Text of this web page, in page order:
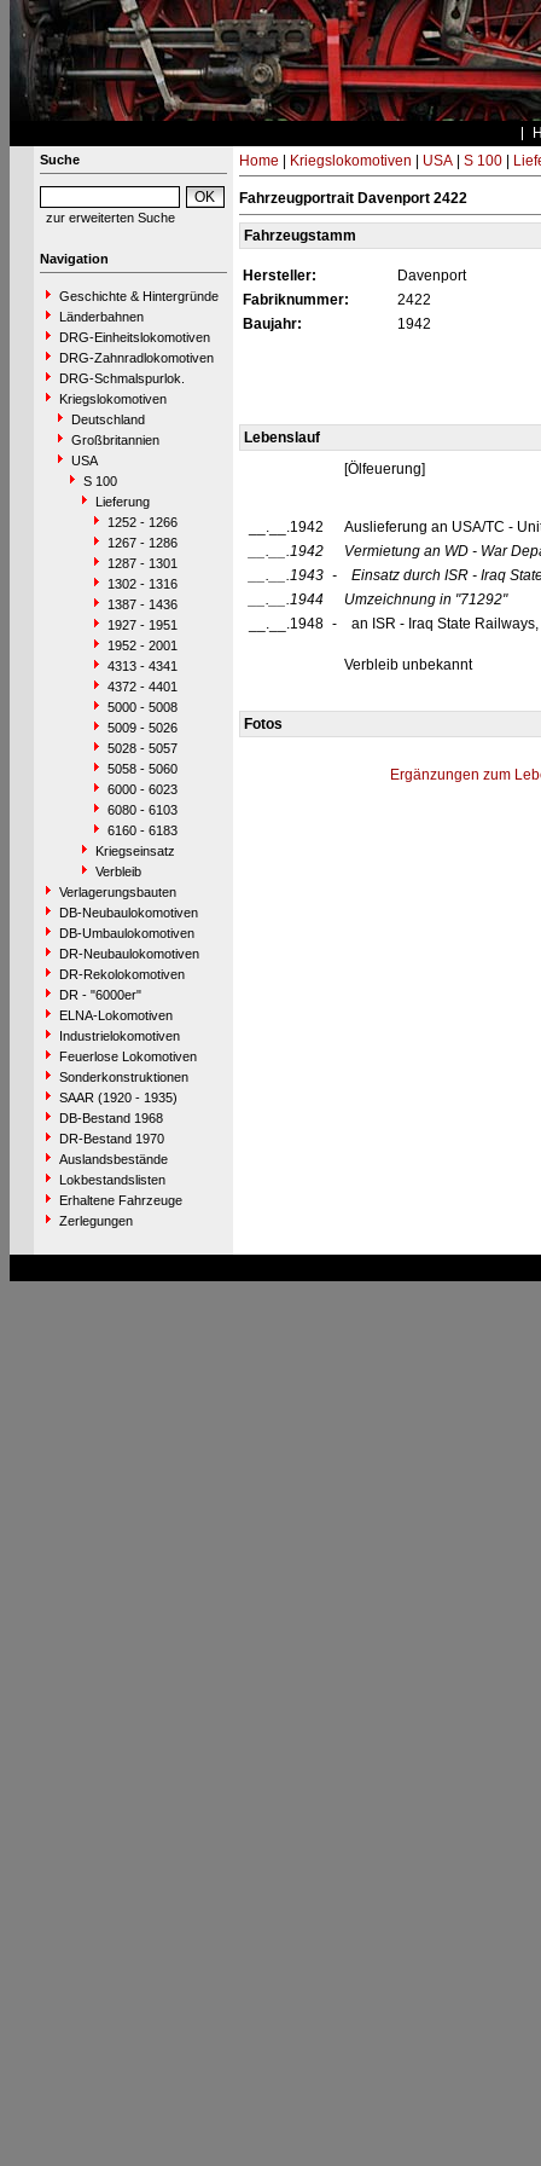
Suche
zur erweiterten Suche
Navigation
Geschichte & Hintergründe
Länderbahnen
DRG-Einheitslokomotiven
DRG-Zahnradlokomotiven
DRG-Schmalspurlok.
Kriegslokomotiven
Deutschland
Großbritannien
USA
S 100
Lieferung
1252 - 1266
1267 - 1286
1287 - 1301
1302 - 1316
1387 - 1436
1927 - 1951
1952 - 2001
4313 - 4341
4372 - 4401
5000 - 5008
5009 - 5026
5028 - 5057
5058 - 5060
6000 - 6023
6080 - 6103
6160 - 6183
Kriegseinsatz
Verbleib
Verlagerungsbauten
DB-Neubaulokomotiven
DB-Umbaulokomotiven
DR-Neubaulokomotiven
DR-Rekolokomotiven
DR - "6000er"
ELNA-Lokomotiven
Industrielokomotiven
Feuerlose Lokomotiven
Sonderkonstruktionen
SAAR (1920 - 1935)
DB-Bestand 1968
DR-Bestand 1970
Auslandsbestände
Lokbestandslisten
Erhaltene Fahrzeuge
Zerlegungen
Home Kriegslokomotiven USA| S 100|
Fahrzeugportrait Davenport 2422
Fahrzeugstamm
Hersteller:
Davenport
Fabriknummer:
2422
Baujahr:
1942
Lebenslauf
[Ölfeuerung]
__.__.1942
Auslieferung an USA/TC -
__.__.1942
Vermietung an WD - War
__.__.1943 -
Einsatz durch ISR - Iraq
__.__.1944
Umzeichnung in "71292"
__.__.1948 - an ISR - Iraq State
Verbleib unbekannt
Fotos
Ergänzungen zum